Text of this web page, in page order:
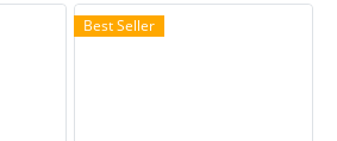
Best Seller